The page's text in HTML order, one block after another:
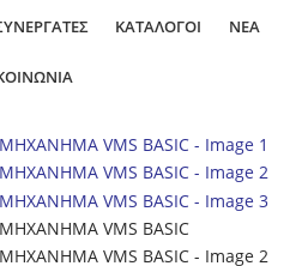
ΚΑΤΆΛΟΓΟΙ ΝΈΑ